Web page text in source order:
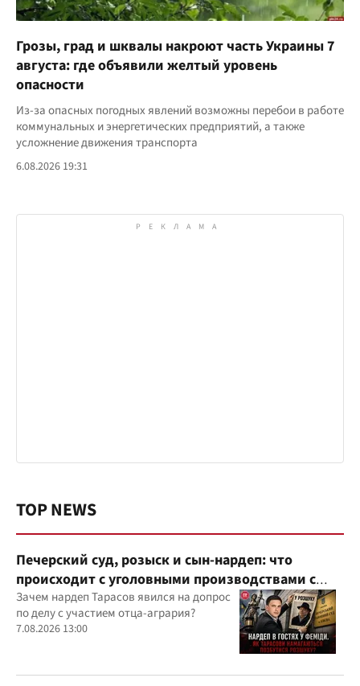
Грозы, град и шквалы накроют часть Украины 7
августа: где объявили желтый уровень
опасности
Из-за опасных погодных явлений возможны перебои в работе
коммунальных и энергетических предприятий, а также
усложнение движения транспорта
6.08.2026 19:31
TOP NEWS
Печерский суд, розыск и сын-нардеп: что
происходит с уголовными производствами с
участием агробарона Тарасова?
Зачем нардеп Тарасов явился на допрос
по делу с участием отца-агрария?
7.08.2026 13:00